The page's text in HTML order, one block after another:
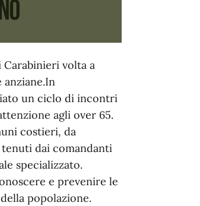
volta a
un ciclo di incontri
agli over 65.
costieri, da
tenuti dai comandanti
specializzato.
e prevenire le
popolazione.